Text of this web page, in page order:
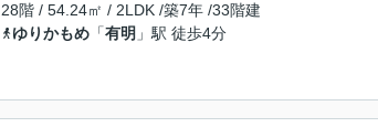
28階 / 54.24㎡ / 2LDK /築7年 /33階建
ゆりかもめ 「有明 」駅 徒歩4分